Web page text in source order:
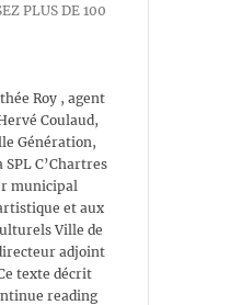
PLUS DE 100
Roy , agent
Coulaud,
Génération,
C’Chartres
municipal
et aux
Ville de
adjoint
texte décrit
reading